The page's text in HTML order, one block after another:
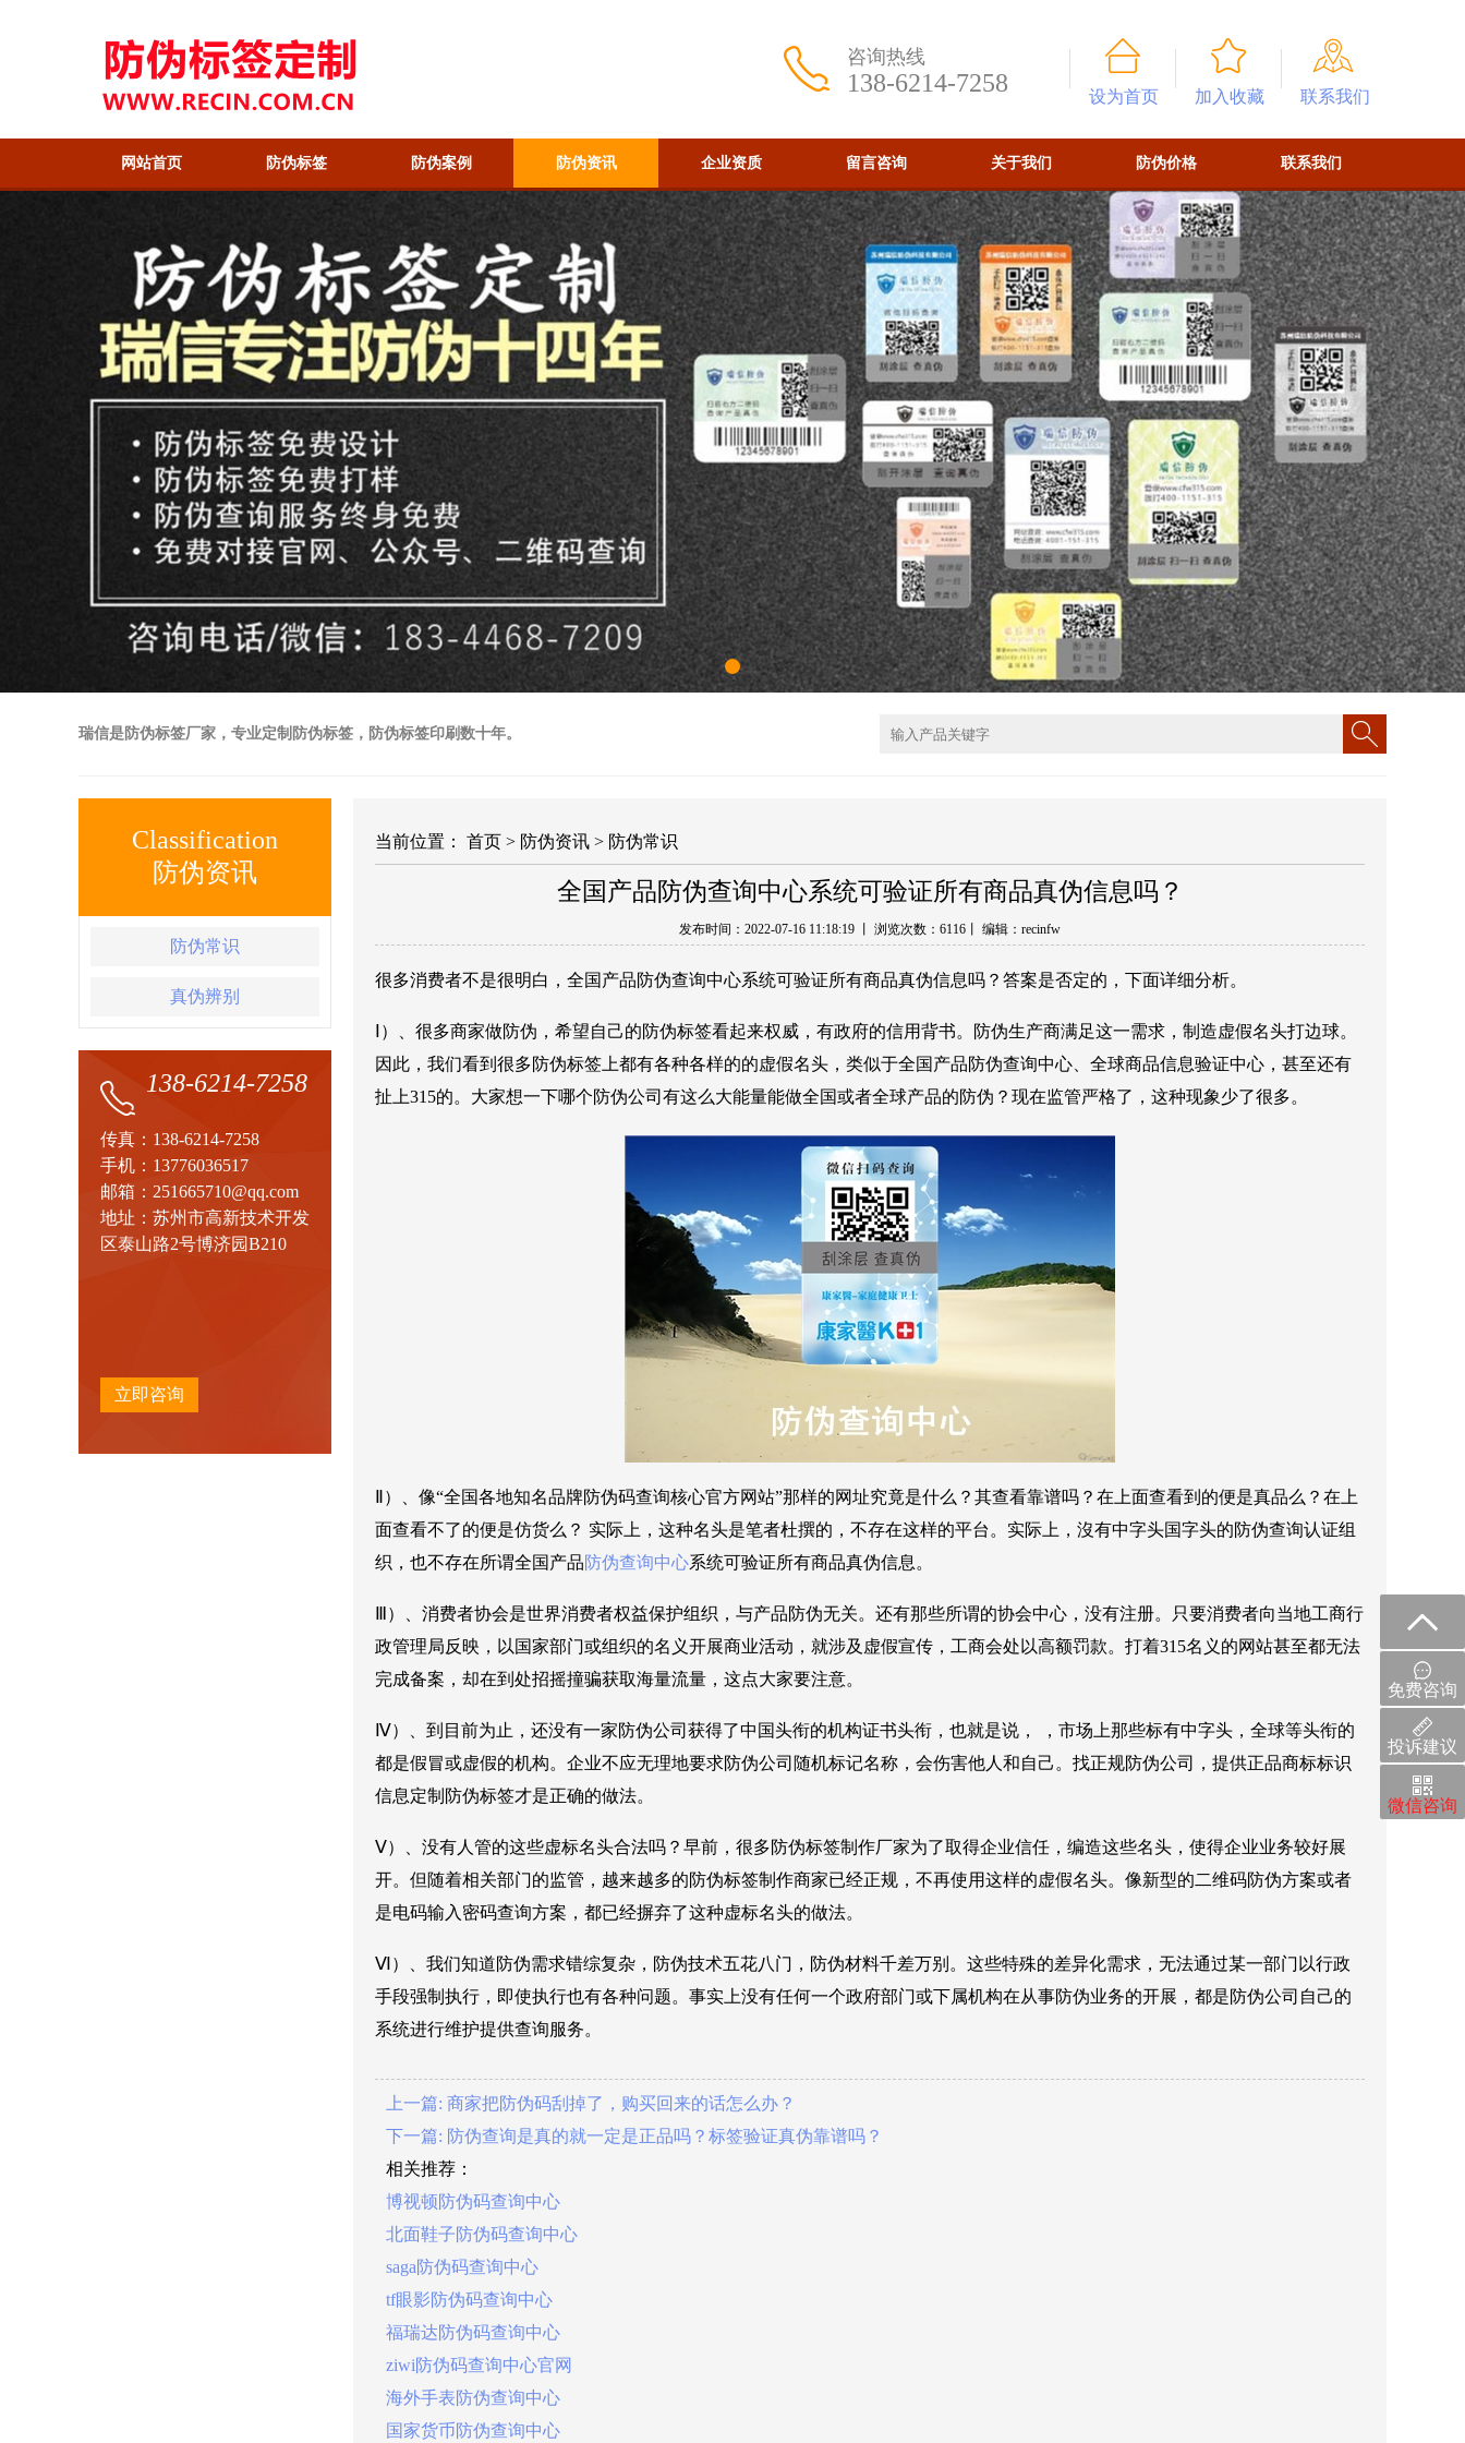
咨询热线
138-6214-7258 设为首页 加入收藏 联系我们
网站首页 防伪标签 防伪案例 防伪资讯 企业资质 留言咨询 关于我们 防伪价格 联系我们
瑞信是防伪标签厂家，专业定制防伪标签，防伪标签印刷数十年。
Classification
防伪资讯
防伪常识
真伪辨别
138-6214-7258
传真：138-6214-7258
手机：13776036517
邮箱：251665710@qq.com
地址：苏州市高新技术开发
区泰山路2号博济园B210
立即咨询
当前位置： 首页 > 防伪资讯 > 防伪常识
全国产品防伪查询中心系统可验证所有商品真伪信息吗？
发布时间：2022-07-16 11:18:19 丨 浏览次数： 6116丨 编辑：recinfw
很多消费者不是很明白，全国产品防伪查询中心系统可验证所有商品真伪信息吗？答案是否定的，下面详细分析。
Ⅰ）、很多商家做防伪，希望自己的防伪标签看起来权威，有政府的信用背书。防伪生产商满足这一需求，制造虚假名头打边球。
因此，我们看到很多防伪标签上都有各种各样的的虚假名头，类似于全国产品防伪查询中心、全球商品信息验证中心，甚至还有
扯上315的。大家想一下哪个防伪公司有这么大能量能做全国或者全球产品的防伪？现在监管严格了，这种现象少了很多。
Ⅱ）、像“全国各地知名品牌防伪码查询核心官方网站”那样的网址究竟是什么？其查看靠谱吗？在上面查看到的便是真品么？在上
面查看不了的便是仿货么？ 实际上，这种名头是笔者杜撰的，不存在这样的平台。实际上，沒有中字头国字头的防伪查询认证组
织，也不存在所谓全国产品防伪查询中心系统可验证所有商品真伪信息。
Ⅲ）、消费者协会是世界消费者权益保护组织，与产品防伪无关。还有那些所谓的协会中心，没有注册。只要消费者向当地工商行
政管理局反映，以国家部门或组织的名义开展商业活动，就涉及虚假宣传，工商会处以高额罚款。打着315名义的网站甚至都无法
完成备案，却在到处招摇撞骗获取海量流量，这点大家要注意。
Ⅳ）、到目前为止，还没有一家防伪公司获得了中国头衔的机构证书头衔，也就是说， ，市场上那些标有中字头，全球等头衔的
都是假冒或虚假的机构。企业不应无理地要求防伪公司随机标记名称，会伤害他人和自己。找正规防伪公司，提供正品商标标识
信息定制防伪标签才是正确的做法。
Ⅴ）、没有人管的这些虚标名头合法吗？早前，很多防伪标签制作厂家为了取得企业信任，编造这些名头，使得企业业务较好展
开。但随着相关部门的监管，越来越多的防伪标签制作商家已经正规，不再使用这样的虚假名头。像新型的二维码防伪方案或者
是电码输入密码查询方案，都已经摒弃了这种虚标名头的做法。
Ⅵ）、我们知道防伪需求错综复杂，防伪技术五花八门，防伪材料千差万别。这些特殊的差异化需求，无法通过某一部门以行政
手段强制执行，即使执行也有各种问题。事实上没有任何一个政府部门或下属机构在从事防伪业务的开展，都是防伪公司自己的
系统进行维护提供查询服务。
上一篇: 商家把防伪码刮掉了，购买回来的话怎么办？
下一篇: 防伪查询是真的就一定是正品吗？标签验证真伪靠谱吗？
相关推荐：
博视顿防伪码查询中心
北面鞋子防伪码查询中心
saga防伪码查询中心
tf眼影防伪码查询中心
福瑞达防伪码查询中心
ziwi防伪码查询中心官网
海外手表防伪查询中心
国家货币防伪查询中心
免费咨询
投诉建议
微信咨询